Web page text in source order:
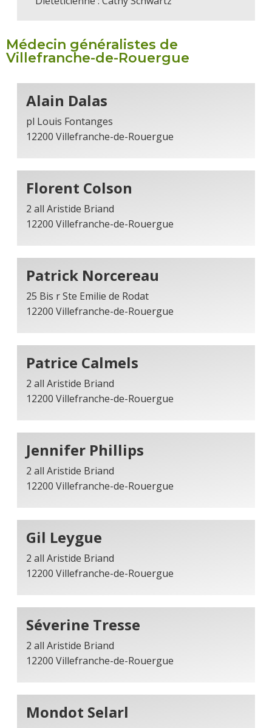
Médecin généralistes de
Villefranche-de-Rouergue
Alain Dalas
pl Louis Fontanges
12200 Villefranche-de-Rouergue
Florent Colson
2 all Aristide Briand
12200 Villefranche-de-Rouergue
Patrick Norcereau
25 Bis r Ste Emilie de Rodat
12200 Villefranche-de-Rouergue
Patrice Calmels
2 all Aristide Briand
12200 Villefranche-de-Rouergue
Jennifer Phillips
2 all Aristide Briand
12200 Villefranche-de-Rouergue
Gil Leygue
2 all Aristide Briand
12200 Villefranche-de-Rouergue
Séverine Tresse
2 all Aristide Briand
12200 Villefranche-de-Rouergue
Mondot Selarl